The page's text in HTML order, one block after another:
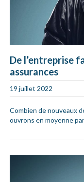
De l’entreprise
assurances
19 juillet 2022
Combien de nouveaux
ouvrons en moyenne